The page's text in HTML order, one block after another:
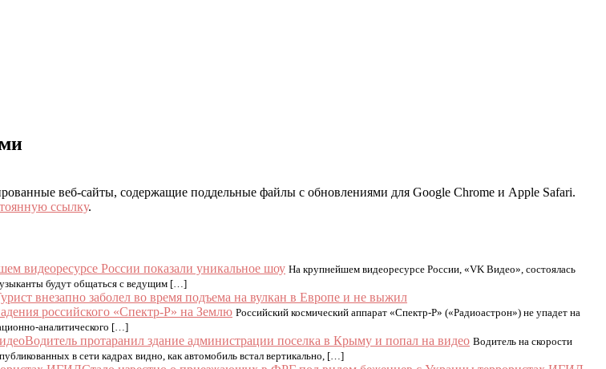
веб-сайты, содержащие поддельные файлы с обновлениями для Google Chrome и Apple Safari.
ссылку.
видеоресурсе России показали уникальное шоу На крупнейшем видеоресурсе России, «VK Видео», состоялась
будут общаться с ведущим […]
внезапно заболел во время подъема на вулкан в Европе и не выжил
российского «Спектр-Р» на Землю Российский космический аппарат «Спектр-Р» («Радиоастрон») не упадет на
аналитического […]
Водитель протаранил здание администрации поселка в Крыму и попал на видео Водитель на скорости
в сети кадрах видно, как автомобиль встал вертикально, […]